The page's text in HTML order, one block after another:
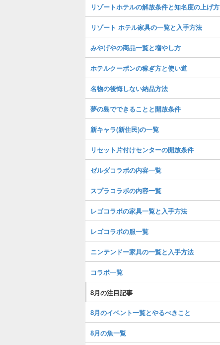
リゾートホテルの解放条件と知名度の上げ方
リゾート ホテル家具の一覧と入手方法
みやげやの商品一覧と増やし方
ホテルクーポンの稼ぎ方と使い道
名物の後悔しない納品方法
夢の島でできることと開放条件
新キャラ(新住民)の一覧
リセット片付けセンターの開放条件
ゼルダコラボの内容一覧
スプラコラボの内容一覧
レゴコラボの家具一覧と入手方法
レゴコラボの服一覧
ニンテンドー家具の一覧と入手方法
コラボ一覧
8月の注目記事
8月のイベント一覧とやるべきこと
8月の魚一覧